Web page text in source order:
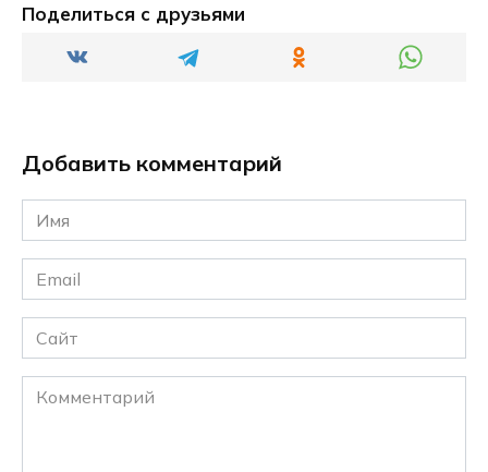
Поделиться с друзьями
Добавить комментарий
Имя
*
Email
*
Сайт
Комментарий